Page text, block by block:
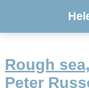
Rough
Peter